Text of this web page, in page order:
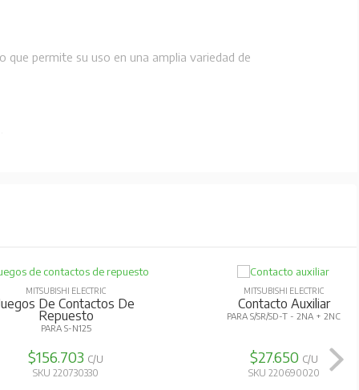
que permite su uso en una amplia variedad de
MITSUBISHI ELECTRIC
De Contactos De
Repuesto
PARA S-N125
$156.703 C/U
SKU 220730330
MITSUBISHI ELECTRIC
Contacto Auxiliar
PARA S/SR/SD-T - 2NA + 2NC
$27.650 C/U
SKU 220690020